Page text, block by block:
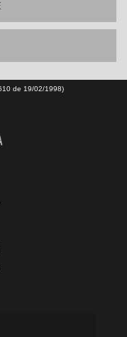
de 19/02/1998)